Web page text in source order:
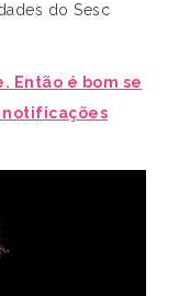
do Sesc
Então é bom se
notificações